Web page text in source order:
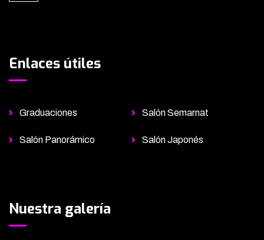
Enlaces útiles
Graduaciones Salón Semarnat
Salón Panorámico Salón Japonés
Nuestra galería